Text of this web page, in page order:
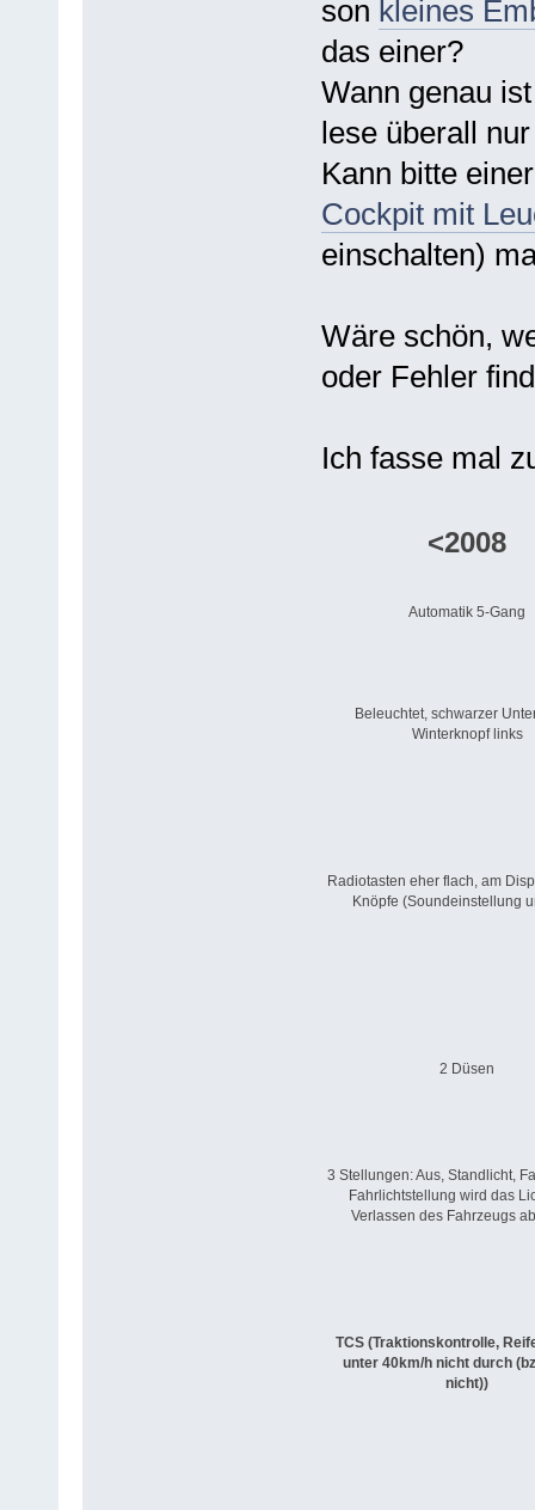
son kleines
das einer?
Wann genau
lese überall
Kann bitte
Cockpit mit
einschalten)
Wäre schön,
oder Fehler
Ich fasse mal
<2008
Automatik 5-Gang
Beleuchtet, schwarzer
Winterknopf links
Radiotasten eher flach, am
Knöpfe (Soundeinstellung
2 Düsen
3 Stellungen: Aus, Standlicht,
Fahrlichtstellung wird das
Verlassen des Fahrzeugs
TCS (Traktionskontrolle,
unter 40km/h nicht durch
nicht))